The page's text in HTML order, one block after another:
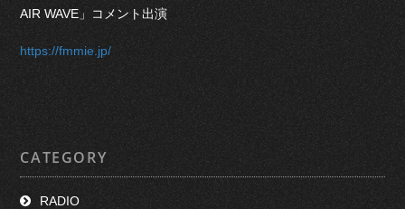
AIR WAVE」コメント出演
https://fmmie.jp/
CATEGORY
RADIO